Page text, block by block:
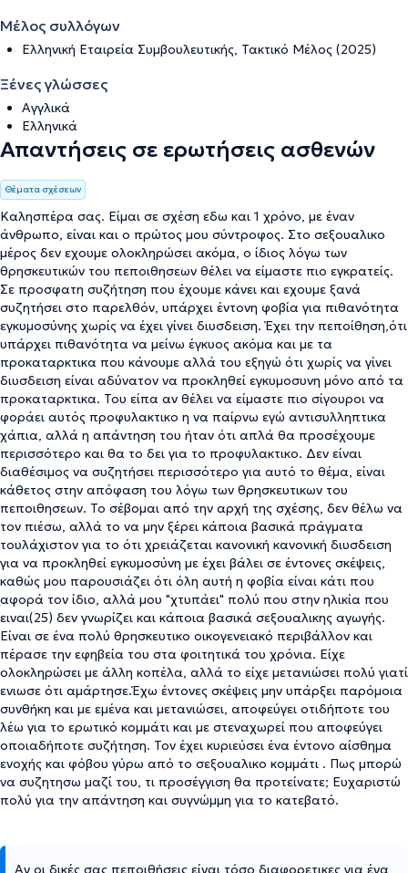
Μέλος συλλόγων
Ελληνική Εταιρεία Συμβουλευτικής, Τακτικό Μέλος (2025)
Ξένες γλώσσες
Αγγλικά
Ελληνικά
Απαντήσεις σε ερωτήσεις ασθενών
Θέματα σχέσεων
Καλησπέρα σας. Είμαι σε σχέση εδω και 1 χρόνο, με έναν
άνθρωπο, είναι και ο πρώτος μου σύντροφος. Στο σεξουαλικο
μέρος δεν εχουμε ολοκληρώσει ακόμα, ο ίδιος λόγω των
θρησκευτικών του πεποιθησεων θέλει να είμαστε πιο εγκρατείς.
Σε προσφατη συζήτηση που έχουμε κάνει και εχουμε ξανά
συζητήσει στο παρελθόν, υπάρχει έντονη φοβία για πιθανότητα
εγκυμοσύνης χωρίς να έχει γίνει διυσδειση. Έχει την πεποίθηση,ότι
υπάρχει πιθανότητα να μείνω έγκυος ακόμα και με τα
προκαταρκτικα που κάνουμε αλλά του εξηγώ ότι χωρίς να γίνει
διυσδειση είναι αδύνατον να προκληθεί εγκυμοσυνη μόνο από τα
προκαταρκτικα. Του είπα αν θέλει να είμαστε πιο σίγουροι να
φοράει αυτός προφυλακτικο η να παίρνω εγώ αντισυλληπτικα
χάπια, αλλά η απάντηση του ήταν ότι απλά θα προσέχουμε
περισσότερο και θα το δει για το προφυλακτικο. Δεν είναι
διαθέσιμος να συζητήσει περισσότερο για αυτό το θέμα, είναι
κάθετος στην απόφαση του λόγω των θρησκευτικων του
πεποιθησεων. Το σέβομαι από την αρχή της σχέσης, δεν θέλω να
τον πιέσω, αλλά το να μην ξέρει κάποια βασικά πράγματα
τουλάχιστον για το ότι χρειάζεται κανονική κανονική διυσδειση
για να προκληθεί εγκυμοσύνη με έχει βάλει σε έντονες σκέψεις,
καθώς μου παρουσιάζει ότι όλη αυτή η φοβία είναι κάτι που
αφορά τον ίδιο, αλλά μου "χτυπάει" πολύ που στην ηλικία που
ειναι(25) δεν γνωρίζει και κάποια βασικά σεξουαλικης αγωγής.
Είναι σε ένα πολύ θρησκευτικο οικογενειακό περιβάλλον και
πέρασε την εφηβεία του στα φοιτητικά του χρόνια. Είχε
ολοκληρώσει με άλλη κοπέλα, αλλά το είχε μετανιώσει πολύ γιατί
ενιωσε ότι αμάρτησε.Έχω έντονες σκέψεις μην υπάρξει παρόμοια
συνθήκη και με εμένα και μετανιώσει, αποφεύγει οτιδήποτε του
λέω για το ερωτικό κομμάτι και με στεναχωρεί που αποφεύγει
οποιαδήποτε συζήτηση. Τον έχει κυριεύσει ένα έντονο αίσθημα
ενοχής και φόβου γύρω από το σεξουαλικο κομμάτι . Πως μπορώ
να συζητησω μαζί του, τι προσέγγιση θα προτείνατε; Ευχαριστώ
πολύ για την απάντηση και συγνώμμη για το κατεβατό.
Αν οι δικές σας πεποιθήσεις είναι τόσο διαφορετικες για ένα